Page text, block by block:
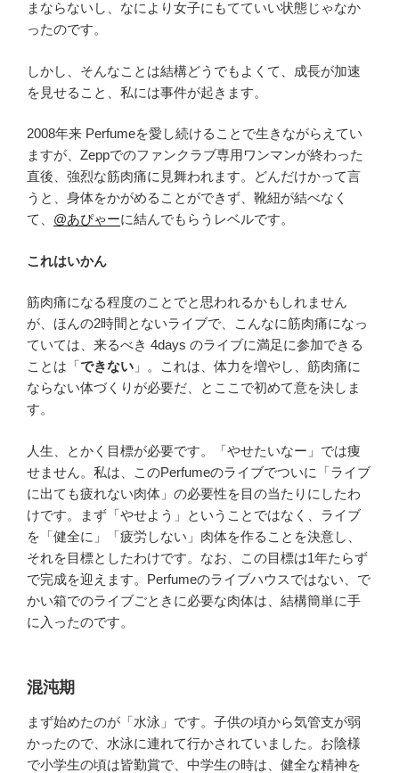
まならないし、なにより女子にもてていい状態じゃなか
ったのです。
しかし、そんなことは結構どうでもよくて、成長が加速
を見せること、私には事件が起きます。
2008年来 Perfumeを愛し続けることで生きながらえてい
ますが、Zeppでのファンクラブ専用ワンマンが終わった
直後、強烈な筋肉痛に見舞われます。どんだけかって言
うと、身体をかがめることができず、靴紐が結べなく
て、 @あぴゃーに結んでもらうレベルです。
これはいかん
筋肉痛になる程度のことでと思われるかもしれません
が、ほんの2時間とないライブで、こんなに筋肉痛になっ
ていては、来るべき 4days のライブに満足に参加できる
ことは「できない 」。これは、体力を増やし、筋肉痛に
ならない体づくりが必要だ、とここで初めて意を決しま
す。
人生、とかく目標が必要です。「やせたいなー」では痩
せません。私は、このPerfumeのライブでついに「ライブ
に出ても疲れない肉体」の必要性を目の当たりにしたわ
けです。まず「やせよう」ということではなく、ライブ
を「健全に」「疲労しない」肉体を作ることを決意し、
それを目標としたわけです。なお、この目標は1年たらず
で完成を迎えます。Perfumeのライブハウスではない、で
かい箱でのライブごときに必要な肉体は、結構簡単に手
に入ったのです。
混沌期
まず始めたのが「水泳」です。子供の頃から気管支が弱
かったので、水泳に連れて行かされていました。お陰様
で小学生の頃は皆勤賞で、中学生の時は、健全な精神を